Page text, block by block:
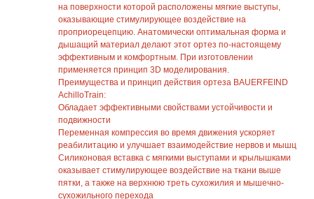
на поверхности которой расположены мягкие выступы,
оказывающие стимулирующее воздействие на
проприорецепцию. Анатомически оптимальная форма и
дышащий материал делают этот ортез по-настоящему
эффективным и комфортным. При изготовлении
применяется принцип 3D моделирования.
Преимущества и принцип действия ортеза BAUERFEIND
AchilloTrain:
Обладает эффективными свойствами устойчивости и
подвижности
Переменная компрессия во время движения ускоряет
реабилитацию и улучшает взаимодействие нервов и мышц
Силиконовая вставка с мягкими выступами и крылышками
оказывает стимулирующее воздействие на ткани выше
пятки, а также на верхнюю треть сухожилия и мышечно-
сухожильного перехода